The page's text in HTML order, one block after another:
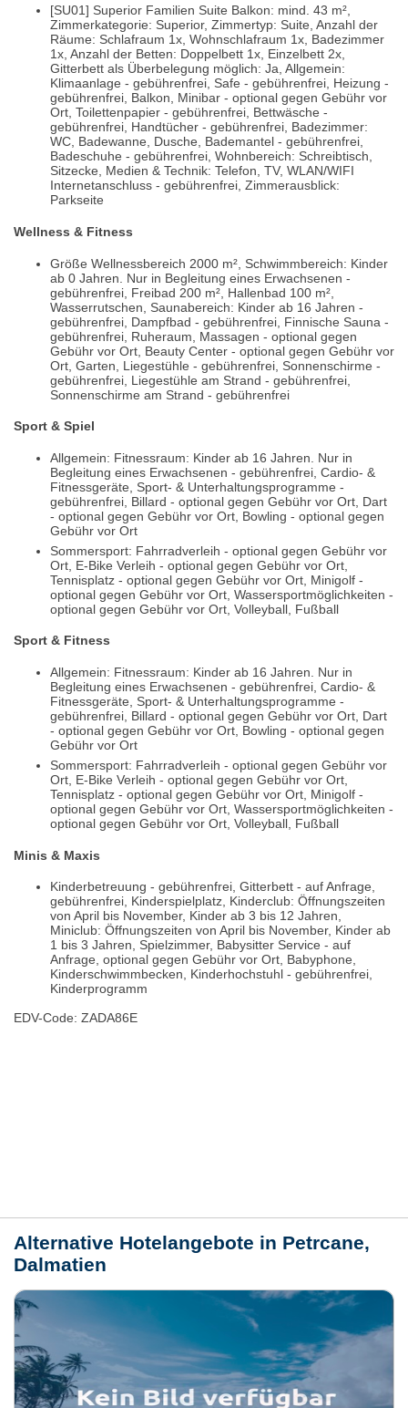
[SU01] Superior Familien Suite Balkon: mind. 43 m²,
Zimmerkategorie: Superior, Zimmertyp: Suite, Anzahl der
Räume: Schlafraum 1x, Wohnschlafraum 1x, Badezimmer
1x, Anzahl der Betten: Doppelbett 1x, Einzelbett 2x,
Gitterbett als Überbelegung möglich: Ja, Allgemein:
Klimaanlage - gebührenfrei, Safe - gebührenfrei, Heizung -
gebührenfrei, Balkon, Minibar - optional gegen Gebühr vor
Ort, Toilettenpapier - gebührenfrei, Bettwäsche -
gebührenfrei, Handtücher - gebührenfrei, Badezimmer:
WC, Badewanne, Dusche, Bademantel - gebührenfrei,
Badeschuhe - gebührenfrei, Wohnbereich: Schreibtisch,
Sitzecke, Medien & Technik: Telefon, TV, WLAN/WIFI
Internetanschluss - gebührenfrei, Zimmerausblick:
Parkseite
Wellness & Fitness
Größe Wellnessbereich 2000 m², Schwimmbereich: Kinder
ab 0 Jahren. Nur in Begleitung eines Erwachsenen -
gebührenfrei, Freibad 200 m², Hallenbad 100 m²,
Wasserrutschen, Saunabereich: Kinder ab 16 Jahren -
gebührenfrei, Dampfbad - gebührenfrei, Finnische Sauna -
gebührenfrei, Ruheraum, Massagen - optional gegen
Gebühr vor Ort, Beauty Center - optional gegen Gebühr vor
Ort, Garten, Liegestühle - gebührenfrei, Sonnenschirme -
gebührenfrei, Liegestühle am Strand - gebührenfrei,
Sonnenschirme am Strand - gebührenfrei
Sport & Spiel
Allgemein: Fitnessraum: Kinder ab 16 Jahren. Nur in
Begleitung eines Erwachsenen - gebührenfrei, Cardio- &
Fitnessgeräte, Sport- & Unterhaltungsprogramme -
gebührenfrei, Billard - optional gegen Gebühr vor Ort, Dart
- optional gegen Gebühr vor Ort, Bowling - optional gegen
Gebühr vor Ort
Sommersport: Fahrradverleih - optional gegen Gebühr vor
Ort, E-Bike Verleih - optional gegen Gebühr vor Ort,
Tennisplatz - optional gegen Gebühr vor Ort, Minigolf -
optional gegen Gebühr vor Ort, Wassersportmöglichkeiten -
optional gegen Gebühr vor Ort, Volleyball, Fußball
Sport & Fitness
Allgemein: Fitnessraum: Kinder ab 16 Jahren. Nur in
Begleitung eines Erwachsenen - gebührenfrei, Cardio- &
Fitnessgeräte, Sport- & Unterhaltungsprogramme -
gebührenfrei, Billard - optional gegen Gebühr vor Ort, Dart
- optional gegen Gebühr vor Ort, Bowling - optional gegen
Gebühr vor Ort
Sommersport: Fahrradverleih - optional gegen Gebühr vor
Ort, E-Bike Verleih - optional gegen Gebühr vor Ort,
Tennisplatz - optional gegen Gebühr vor Ort, Minigolf -
optional gegen Gebühr vor Ort, Wassersportmöglichkeiten -
optional gegen Gebühr vor Ort, Volleyball, Fußball
Minis & Maxis
Kinderbetreuung - gebührenfrei, Gitterbett - auf Anfrage,
gebührenfrei, Kinderspielplatz, Kinderclub: Öffnungszeiten
von April bis November, Kinder ab 3 bis 12 Jahren,
Miniclub: Öffnungszeiten von April bis November, Kinder ab
1 bis 3 Jahren, Spielzimmer, Babysitter Service - auf
Anfrage, optional gegen Gebühr vor Ort, Babyphone,
Kinderschwimmbecken, Kinderhochstuhl - gebührenfrei,
Kinderprogramm
EDV-Code: ZADA86E
Alternative Hotelangebote in Petrcane,
Dalmatien